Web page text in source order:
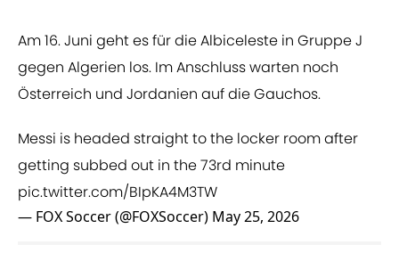
Am 16. Juni geht es für die Albiceleste in Gruppe J
gegen Algerien los. Im Anschluss warten noch
Österreich und Jordanien auf die Gauchos.
Messi is headed straight to the locker room after
getting subbed out in the 73rd minute
pic.twitter.com/BIpKA4M3TW
— FOX Soccer (@FOXSoccer) May 25, 2026